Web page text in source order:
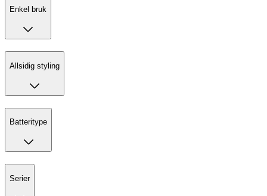
Enkel bruk
Allsidig styling
Batteritype
Serier